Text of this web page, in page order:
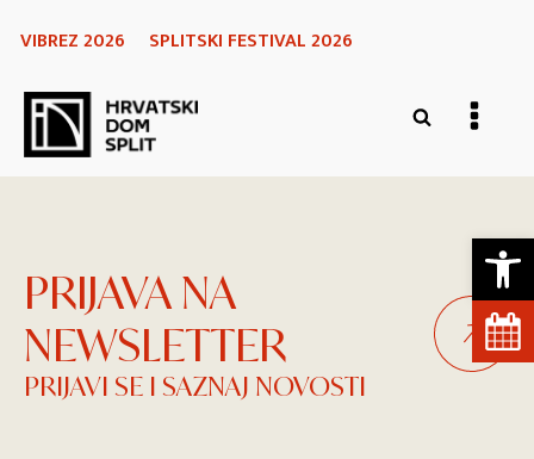
VIBREZ 2026 SPLITSKI FESTIVAL 2026
PRIJAVA NA
NEWSLETTER
PRIJAVI SE I SAZNAJ NOVOSTI